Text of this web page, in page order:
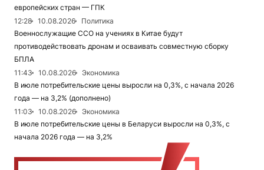
европейских стран — ГПК
12:28
10.08.2026
Политика
Военнослужащие ССО на учениях в Китае будут
противодействовать дронам и осваивать совместную сборку
БПЛА
11:43
10.08.2026
Экономика
В июле потребительские цены выросли на 0,3%, с начала 2026
года — на 3,2% (дополнено)
11:03
10.08.2026
Экономика
В июле потребительские цены в Беларуси выросли на 0,3%, с
начала 2026 года — на 3,2%